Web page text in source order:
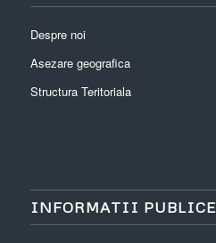
Despre noi
Asezare geografica
Structura Teritoriala
INFORMATII PUBLICE